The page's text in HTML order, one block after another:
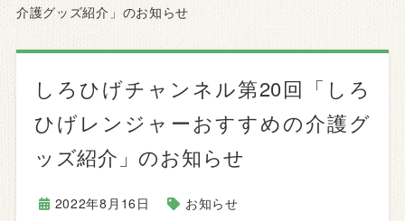
介護グッズ紹介」のお知らせ
しろひげチャンネル第20回「しろ
ひげレンジャーおすすめの介護グ
ッズ紹介」のお知らせ
2022年8月16日
お知らせ